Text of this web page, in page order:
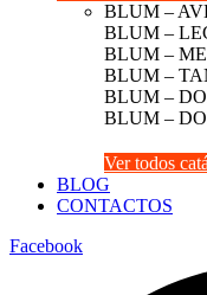
BLUM –
BLUM –
BLUM –
BLUM –
BLUM –
BLUM –
Ver todos
BLOG
CONTACTOS
Facebook